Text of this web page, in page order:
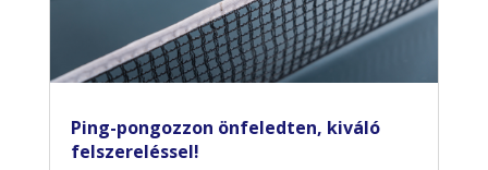
Ping-pongozzon önfeledten, kiváló
felszereléssel!